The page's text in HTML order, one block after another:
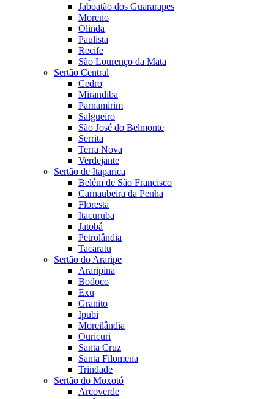
Jaboatão dos Guararapes
Moreno
Olinda
Paulista
Recife
São Lourenço da Mata
Sertão Central
Cedro
Mirandiba
Parnamirim
Salgueiro
São José do Belmonte
Serrita
Terra Nova
Verdejante
Sertão de Itaparica
Belém de São Francisco
Carnaubeira da Penha
Floresta
Itacuruba
Jatobá
Petrolândia
Tacaratu
Sertão do Araripe
Araripina
Bodoco
Exu
Granito
Ipubi
Moreilândia
Ouricuri
Santa Cruz
Santa Filomena
Trindade
Sertão do Moxotó
Arcoverde